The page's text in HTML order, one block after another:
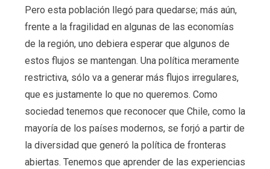
Pero esta población llegó para quedarse; más aún,
frente a la fragilidad en algunas de las economías
de la región, uno debiera esperar que algunos de
estos flujos se mantengan. Una política meramente
restrictiva, sólo va a generar más flujos irregulares,
que es justamente lo que no queremos. Como
sociedad tenemos que reconocer que Chile, como la
mayoría de los países modernos, se forjó a partir de
la diversidad que generó la política de fronteras
abiertas. Tenemos que aprender de las experiencias